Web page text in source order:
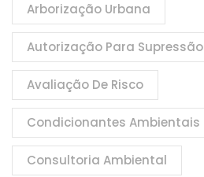
Arborização Urbana
Autorização Para Supressão
Avaliação De Risco
Condicionantes Ambientais
Consultoria Ambiental